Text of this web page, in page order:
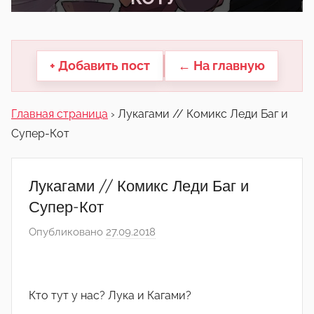
другие.
+ Добавить пост ← На главную
Главная страница › Лукагами // Комикс Леди Баг и
Супер-Кот
Лукагами // Комикс Леди Баг и
Супер-Кот
Опубликовано 27.09.2018
Кто тут у нас? Лука и Кагами?